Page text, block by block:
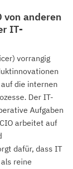
von anderen
IT-
vorrangig
die internen
Der IT-
Aufgaben
arbeitet auf
dafür, dass IT
reine